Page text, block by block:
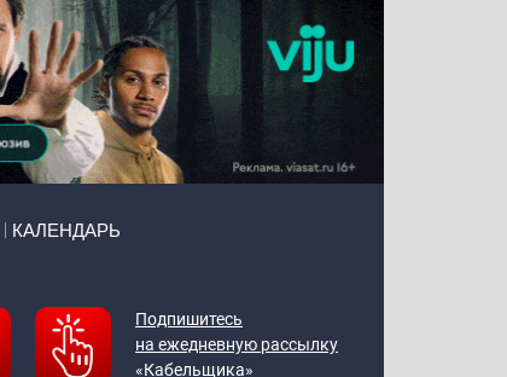
КАЛЕНДАРЬ
Подпишитесь
на ежедневную рассылку
«Кабельщика»